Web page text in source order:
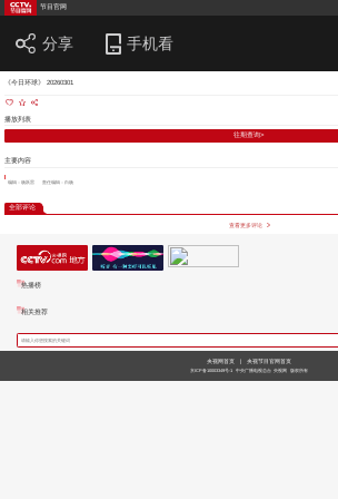
节目官网
分享 手机看
《今日环球》 20260301
播放列表
往期查询>
主要内容
编辑：杨跃雷 责任编辑：白杨
全部评论
查看更多评论
热播榜
相关推荐
央视网首页 | 央视节目官网首页
京ICP备10003349号-1 中央广播电视总台 央视网 版权所有